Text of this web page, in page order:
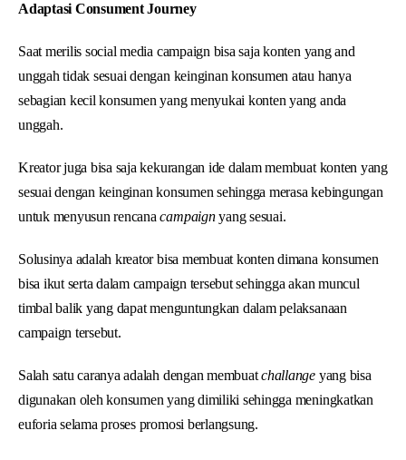
Adaptasi Consument Journey
Saat merilis social media campaign bisa saja konten yang and
unggah tidak sesuai dengan keinginan konsumen atau hanya
sebagian kecil konsumen yang menyukai konten yang anda
unggah.
Kreator juga bisa saja kekurangan ide dalam membuat konten yang
sesuai dengan keinginan konsumen sehingga merasa kebingungan
untuk menyusun rencana campaignyang sesuai.
Solusinya adalah kreator bisa membuat konten dimana konsumen
bisa ikut serta dalam campaign tersebut sehingga akan muncul
timbal balik yang dapat menguntungkan dalam pelaksanaan
campaign tersebut.
Salah satu caranya adalah dengan membuatchallange yang bisa
digunakan oleh konsumen yang dimiliki sehingga meningkatkan
euforia selama proses promosi berlangsung.